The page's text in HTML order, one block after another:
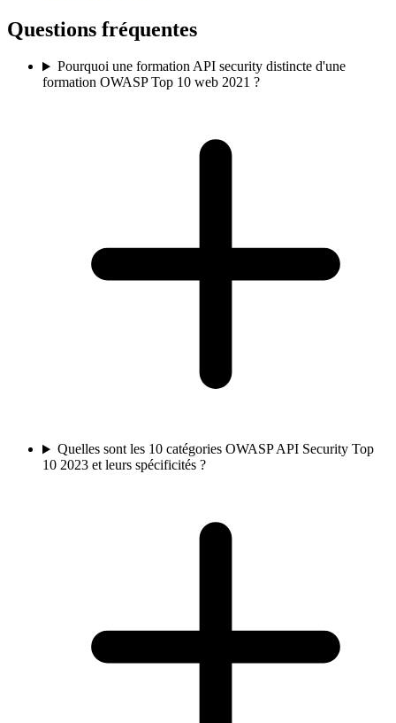
Questions fréquentes
Pourquoi une formation API security distincte d'une
formation OWASP Top 10 web 2021 ?
Quelles sont les 10 catégories OWASP API Security Top
10 2023 et leurs spécificités ?